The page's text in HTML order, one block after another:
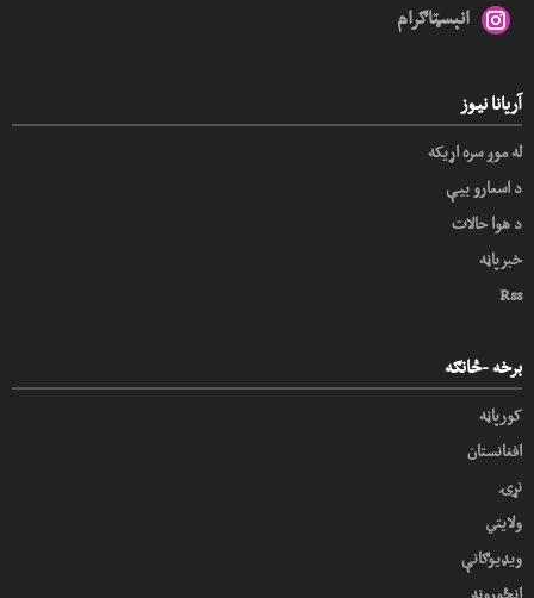
انېسټاګرام
آریانا نیوز
له موږ سره اړیکه
د اسعارو بیې
د هوا حالات
خبرپاڼه
Rss
برخه -څانګه
کورپاڼه
افغانستان
نړۍ
ولایتي
ویډیوګانې